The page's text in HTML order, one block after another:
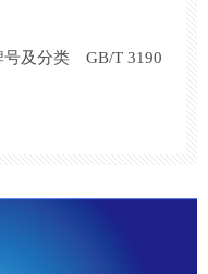
号及分类 GB/T 3190